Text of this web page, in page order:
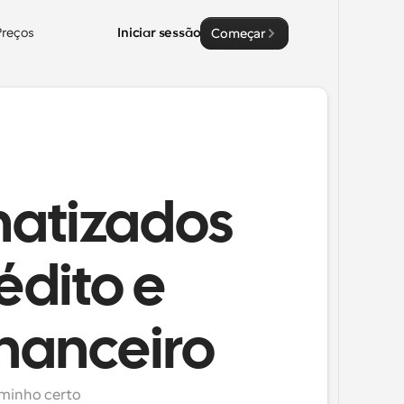
Iniciar sessão Começar
e
certo